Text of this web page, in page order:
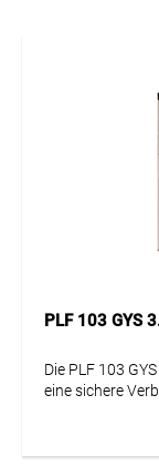
Schrumpfrate
von -55 bis
beständig ist,
Sicherheits-
PLF 103 GYS
Die PLF 103
eine sichere
eine
strukturierte